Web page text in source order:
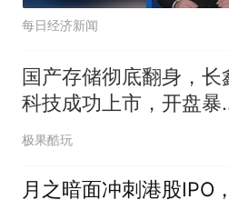
每日经济新闻
国产存储彻底翻身，长
科技成功上市，开盘暴
471%！
极果酷玩
月之暗面冲刺港股IPO